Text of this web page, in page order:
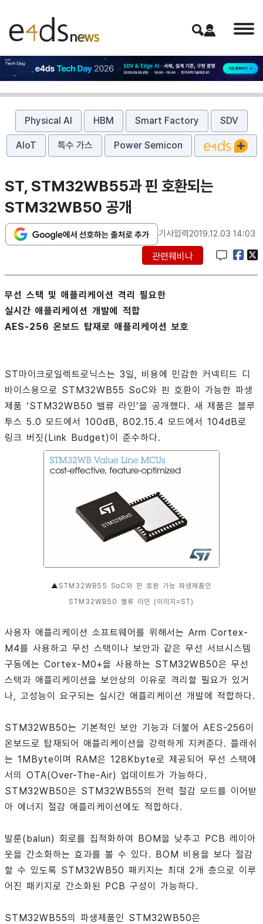
Physical AI HBM Smart Factory SDV
AIoT 특수 가스 Power Semicon
ST, STM32WB55과 핀 호환되는
STM32WB50 공개
기사입력2019.12.03 14:03
관련웨비나
무선 스택 및 애플리케이션 격리 필요한
실시간 애플리케이션 개발에 적합
AES-256 온보드 탑재로 애플리케이션 보호
ST마이크로일렉트로닉스는 3일, 비용에 민감한 커넥티드 디
바이스용으로 STM32WB55 SoC와 핀 호환이 가능한 파생
제품 ‘STM32WB50 밸류 라인’을 공개했다. 새 제품은 블루
투스 5.0 모드에서 100dB, 802.15.4 모드에서 104dB로
링크 버짓(Link Budget)이 준수하다.
▲ STM32WB55 SoC와 핀 호환 가능 파생제품인
STM32WB50 밸류 라인 (이미지=ST)
사용자 애플리케이션 소프트웨어를 위해서는 Arm Cortex-
M4를 사용하고 무선 스택이나 보안과 같은 무선 서브시스템
구동에는 Cortex-M0+을 사용하는 STM32WB50은 무선
스택과 애플리케이션을 보안상의 이유로 격리할 필요가 있거
나, 고성능이 요구되는 실시간 애플리케이션 개발에 적합하다.
STM32WB50는 기본적인 보안 기능과 더불어 AES-256이
온보드로 탑재되어 애플리케이션을 강력하게 지켜준다. 플래쉬
는 1MByte이며 RAM은 128Kbyte로 제공되어 무선 스택에
서의 OTA(Over-The-Air) 업데이트가 가능하다.
STM32WB50은 STM32WB55의 전력 절감 모드를 이어받
아 에너지 절감 애플리케이션에도 적합하다.
발룬(balun) 회로를 집적화하여 BOM을 낮추고 PCB 레이아
웃을 간소화하는 효과를 볼 수 있다. BOM 비용을 보다 절감
할 수 있도록 STM32WB50 패키지는 최대 2개 층으로 이루
어진 패키지로 간소화된 PCB 구성이 가능하다.
STM32WB55의 파생제품인 STM32WB50은